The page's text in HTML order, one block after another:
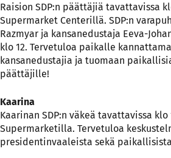
Raision SDP:n päättäjiä tavattavissa
Supermarket Centerillä. SDP:n
Razmyar ja kansanedustaja Eeva-
klo 12. Tervetuloa paikalle
kansanedustajia ja tuomaan
päättäjille!
Kaarina
Kaarinan SDP:n väkeä tavattavissa klo
Supermarketilla. Tervetuloa
presidentinvaaleista sekä